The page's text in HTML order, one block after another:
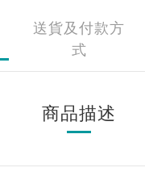
送貨及付款方
式
商品描述